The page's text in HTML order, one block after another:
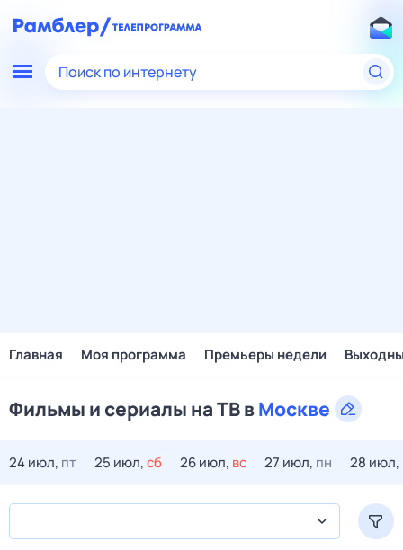
Поиск по интернету
Главная Моя программа Премьеры недели
Фильмы и сериалы на ТВ вМоскве
24 июл, пт 25 июл,сб 26 июл, вс 27 июл, пн 28 июл,